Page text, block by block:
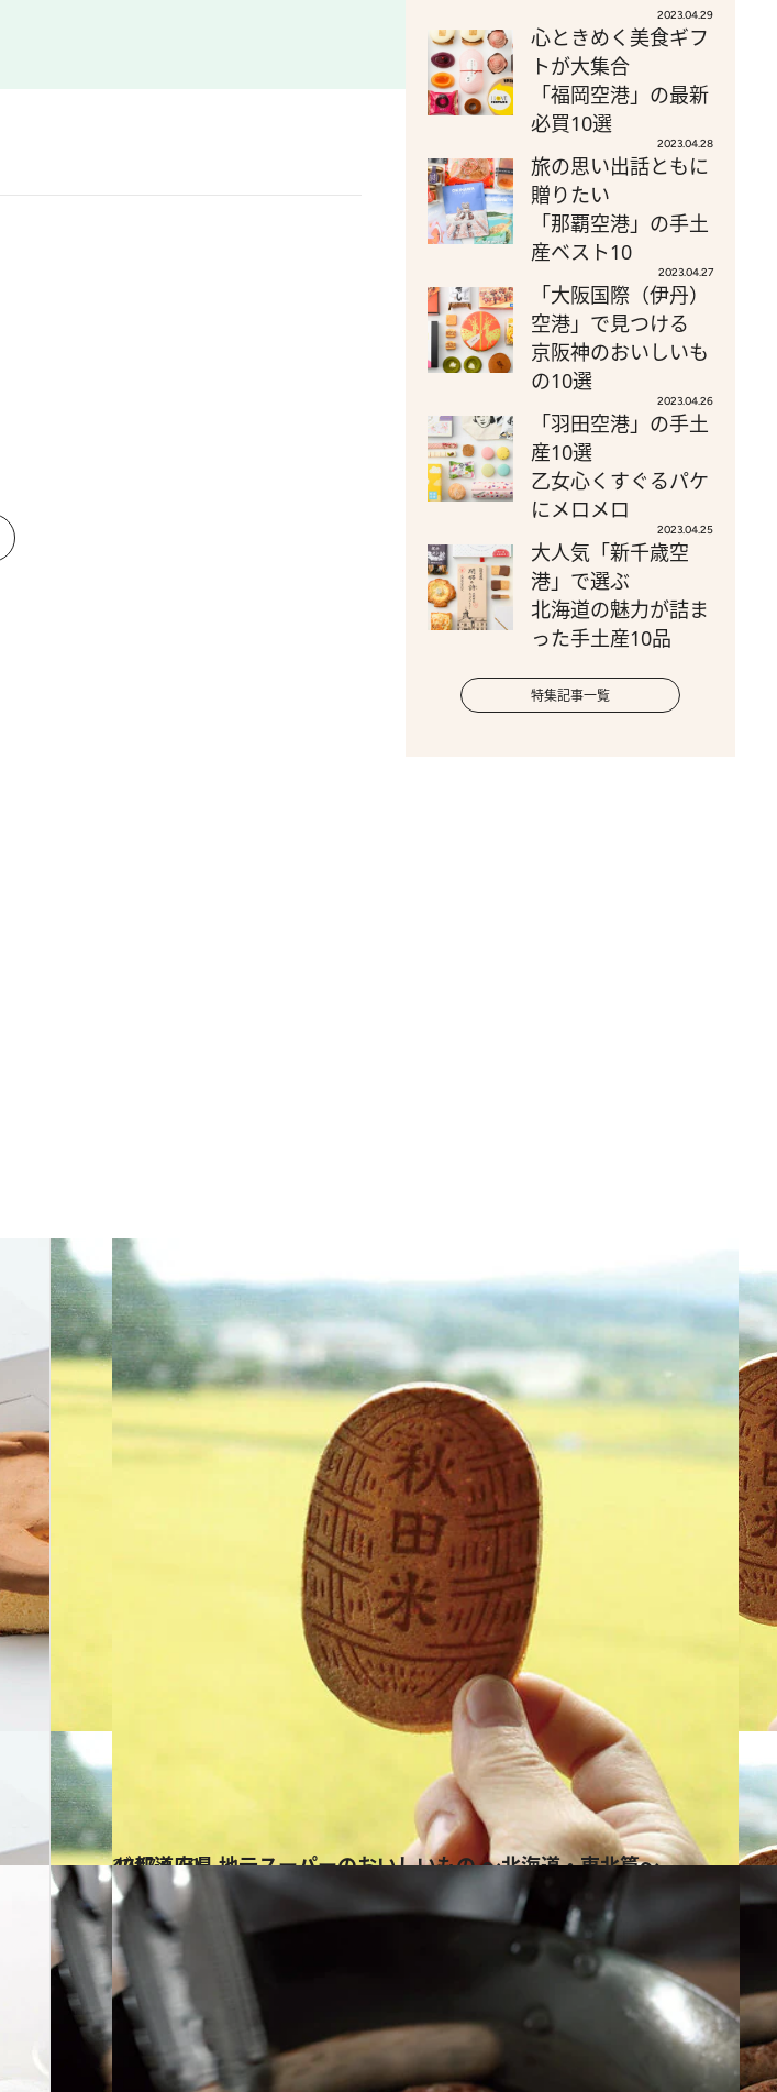
2023.04.29
心ときめく美食ギフ
トが大集合
「福岡空港」の最新
必買10選
2023.04.28
旅の思い出話ともに
贈りたい
「那覇空港」の手土
産ベスト10
2023.04.27
「大阪国際（伊丹）
空港」で見つける
京阪神のおいしいも
の10選
2023.04.26
「羽田空港」の手土
産10選
乙女心くすぐるパケ
にメロメロ
2023.04.25
大人気「新千歳空
港」で選ぶ
北海道の魅力が詰ま
った手土産10品
特集記事一覧
2017.1.19
47都道府県 地元スーパーのおいしいもの ～北海道・東北篇～
グルメ